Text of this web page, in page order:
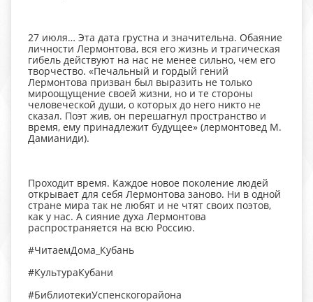
27 июля… Эта дата грустна и значительна. Обаяние
личности Лермонтова, вся его жизнь и трагическая
гибель действуют на нас не менее сильно, чем его
творчество. «Печальный и гордый гений
Лермонтова призван был выразить не только
мироощущение своей жизни, но и те стороны
человеческой души, о которых до него никто не
сказал. Поэт жив, он перешагнул пространство и
время, ему принадлежит будущее» (лермонтовед М.
Дамианиди).
Проходит время. Каждое новое поколение людей
открывает для себя Лермонтова заново. Ни в одной
стране мира так не любят и не чтят своих поэтов,
как у нас. А сияние духа Лермонтова
распространяется на всю Россию.
#ЧитаемДома_Кубань
#КультураКубани
#БиблиотекиУспенскогорайона